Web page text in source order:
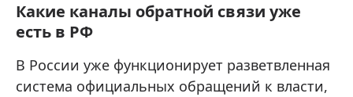
Какие каналы обратной связи уже
есть в РФ
В России уже функционирует разветвленная
система официальных обращений к власти,